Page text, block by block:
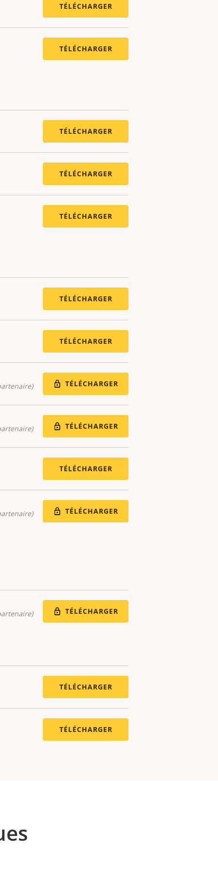
TÉLÉCHARGER
TÉLÉCHARGER
TÉLÉCHARGER
TÉLÉCHARGER
TÉLÉCHARGER
TÉLÉCHARGER
TÉLÉCHARGER
TÉLÉCHARGER
TÉLÉCHARGER
TÉLÉCHARGER
TÉLÉCHARGER
TÉLÉCHARGER
TÉLÉCHARGER
TÉLÉCHARGER